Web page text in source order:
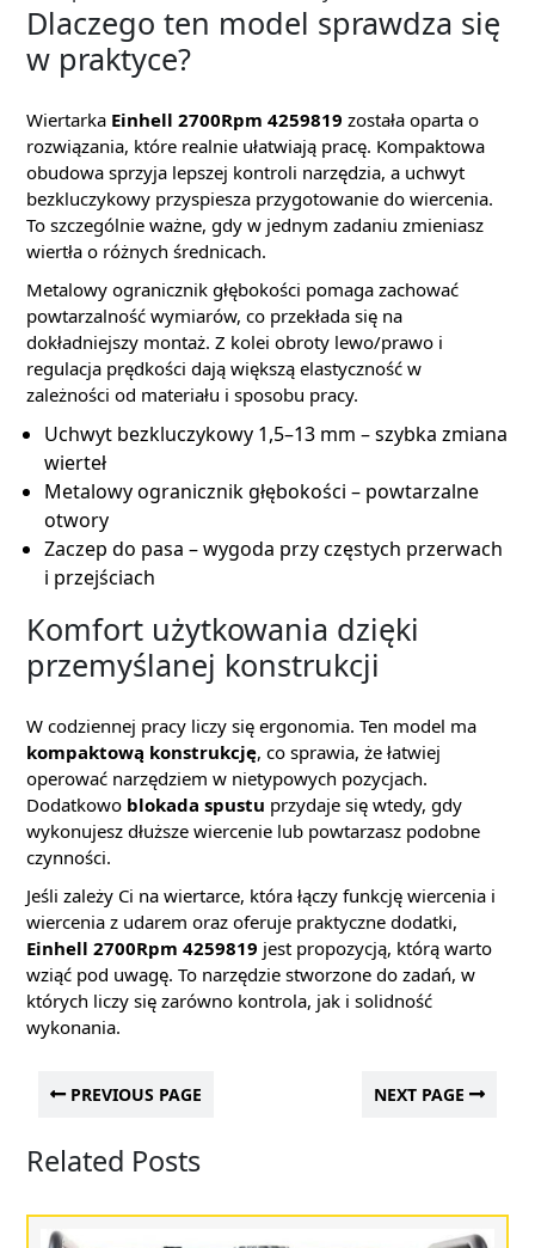
Dlaczego ten model sprawdza się
w praktyce?
Wiertarka Einhell 2700Rpm 4259819 została oparta o
rozwiązania, które realnie ułatwiają pracę. Kompaktowa
obudowa sprzyja lepszej kontroli narzędzia, a uchwyt
bezkluczykowy przyspiesza przygotowanie do wiercenia.
To szczególnie ważne, gdy w jednym zadaniu zmieniasz
wiertła o różnych średnicach.
Metalowy ogranicznik głębokości pomaga zachować
powtarzalność wymiarów, co przekłada się na
dokładniejszy montaż. Z kolei obroty lewo/prawo i
regulacja prędkości dają większą elastyczność w
zależności od materiału i sposobu pracy.
Uchwyt bezkluczykowy 1,5–13 mm – szybka zmiana
wierteł
Metalowy ogranicznik głębokości – powtarzalne
otwory
Zaczep do pasa – wygoda przy częstych przerwach
i przejściach
Komfort użytkowania dzięki
przemyślanej konstrukcji
W codziennej pracy liczy się ergonomia. Ten model ma
kompaktową konstrukcję, co sprawia, że łatwiej
operować narzędziem w nietypowych pozycjach.
Dodatkowo blokada spustu przydaje się wtedy, gdy
wykonujesz dłuższe wiercenie lub powtarzasz podobne
czynności.
Jeśli zależy Ci na wiertarce, która łączy funkcję wiercenia i
wiercenia z udarem oraz oferuje praktyczne dodatki,
Einhell 2700Rpm 4259819 jest propozycją, którą warto
wziąć pod uwagę. To narzędzie stworzone do zadań, w
których liczy się zarówno kontrola, jak i solidność
wykonania.
PREVIOUS PAGE NEXT PAGE
Related Posts